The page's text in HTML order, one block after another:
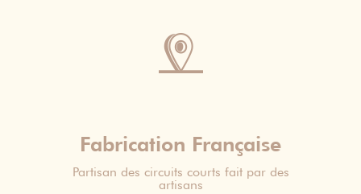
Fabrication Française
Partisan des circuits courts fait par des
artisans